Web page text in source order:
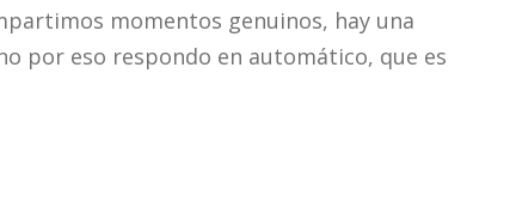
momentos genuinos, hay una
por eso respondo en automático, que es